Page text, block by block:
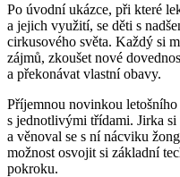
Po úvodní ukázce, při které
a jejich využití, se děti s
cirkusového světa. Každý si
zájmů, zkoušet nové
a překonávat vlastní obavy.
Příjemnou novinkou
s jednotlivými třídami. Jirka
a věnoval se s ní nácviku
možnost osvojit si základní
pokroku.